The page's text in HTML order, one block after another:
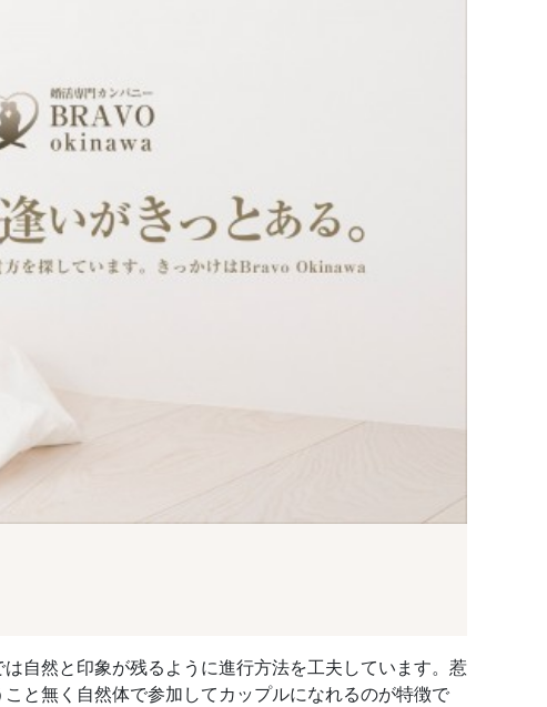
自然と印象が残るように進行方法を工夫しています。惹
と無く自然体で参加してカップルになれるのが特徴で